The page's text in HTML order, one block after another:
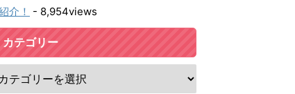
介！ - 8,954views
カテゴリー